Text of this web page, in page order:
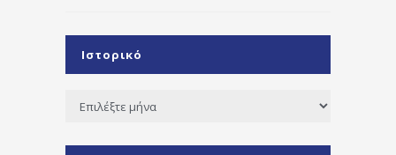
Ιστορικό
Ιστορικό